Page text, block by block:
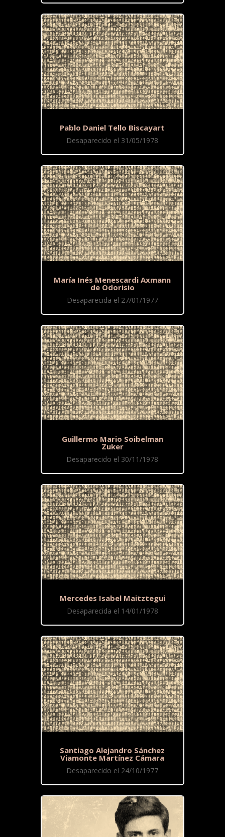
Pablo Daniel Tello Biscayart
Desaparecido el 31/05/1978
María Inés Menescardi Axmann
de Odorisio
Desaparecida el 27/01/1977
Guillermo Mario Soibelman
Zuker
Desaparecido el 30/11/1978
Mercedes Isabel Maitztegui
Desaparecida el 14/01/1978
Santiago Alejandro Sánchez
Viamonte Martínez Cámara
Desaparecido el 24/10/1977